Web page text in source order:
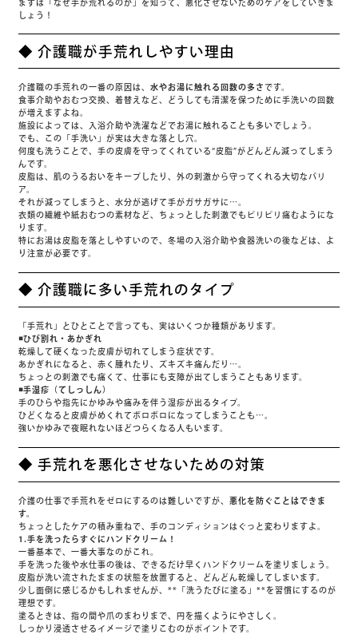
まずは「なぜ手が荒れるのか」を知って、悪化させないためのケアをしていきま
しょう！
◆ 介護職が手荒れしやすい理由
介護職の手荒れの一番の原因は、水やお湯に触れる回数の多さ です。
食事介助やおむつ交換、着替えなど、どうしても清潔を保つために手洗いの回数
が増えますよね。
施設によっては、入浴介助や洗濯などでお湯に触れることも多いでしょう。
でも、この「手洗い」が実は大きな落とし穴。
何度も洗うことで、手の皮膚を守ってくれている“皮脂”がどんどん減ってしまう
んです。
皮脂は、肌のうるおいをキープしたり、外の刺激から守ってくれる大切なバリ
ア。
それが減ってしまうと、水分が逃げて手がガサガサに…。
衣類の繊維や紙おむつの素材など、ちょっとした刺激でもピリピリ痛むようにな
ります。
特にお湯は皮脂を落としやすいので、冬場の入浴介助や食器洗いの後などは、よ
り注意が必要です。
◆ 介護職に多い手荒れのタイプ
「手荒れ」とひとことで言っても、実はいくつか種類があります。
◾️ひび割れ・あかぎれ
乾燥して硬くなった皮膚が切れてしまう症状です。
あかぎれになると、赤く腫れたり、ズキズキ痛んだり…。
ちょっとの刺激でも痛くて、仕事にも支障が出てしまうこともあります。
◾️手湿疹（てしっしん）
手のひらや指先にかゆみや痛みを伴う湿疹が出るタイプ。
ひどくなると皮膚がめくれてボロボロになってしまうことも…。
強いかゆみで夜眠れないほどつらくなる人もいます。
◆ 手荒れを悪化させないための対策
介護の仕事で手荒れをゼロにするのは難しいですが、悪化を防ぐことはできま
す。
ちょっとしたケアの積み重ねで、手のコンディションはぐっと変わりますよ。
1.手を洗ったらすぐにハンドクリーム！
一番基本で、一番大事なのがこれ。
手を洗った後や水仕事の後は、できるだけ早くハンドクリームを塗りましょう。
皮脂が洗い流されたままの状態を放置すると、どんどん乾燥してしまいます。
少し面倒に感じるかもしれませんが、**「洗うたびに塗る」**を習慣にするのが
理想です。
塗るときは、指の間や爪のまわりまで、円を描くようにやさしく。
しっかり浸透させるイメージで塗りこむのがポイントです。